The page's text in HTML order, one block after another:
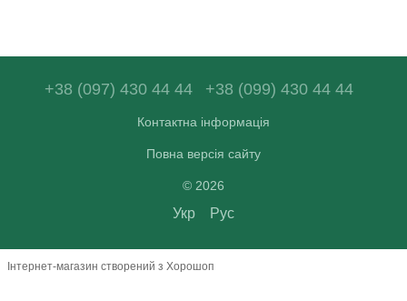
+38 (097) 430 44 44 +38 (099) 430 44 44
Контактна інформація
Повна версія сайту
© 2026
Укр Рус
Інтернет-магазин створений з Хорошоп